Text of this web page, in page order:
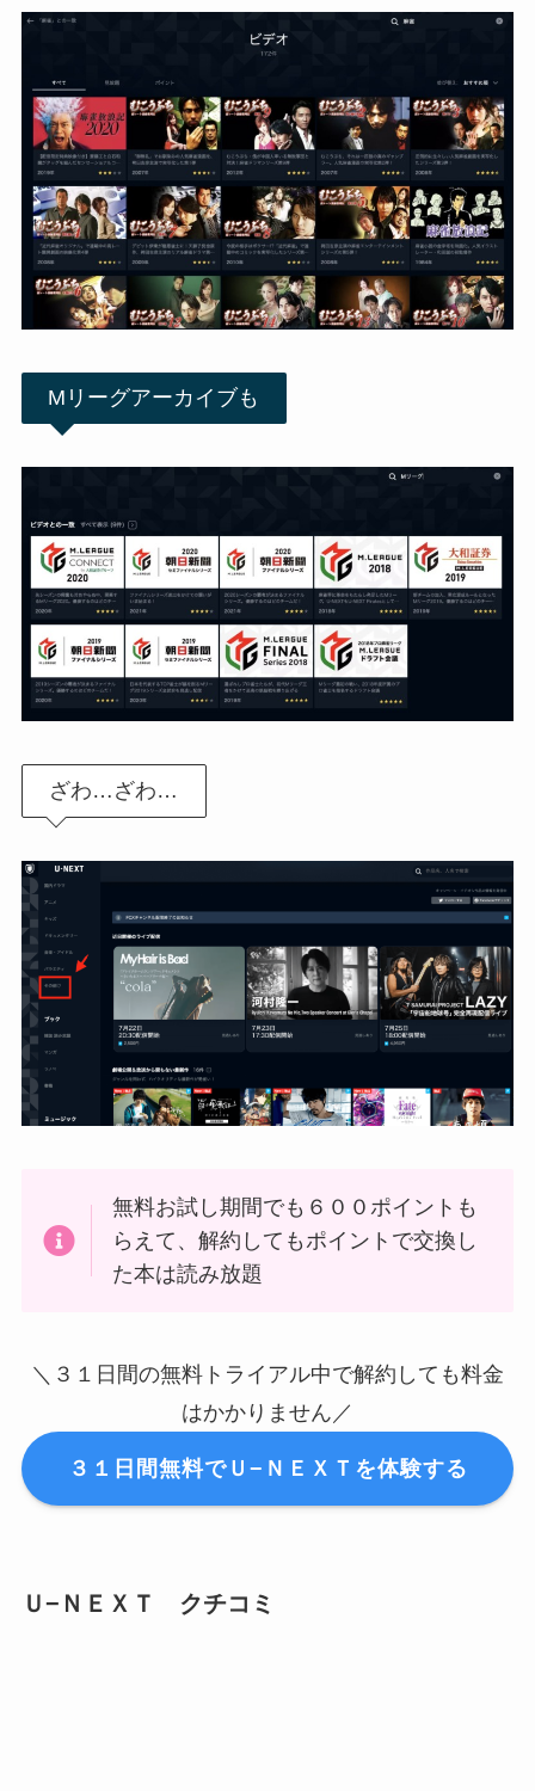
Mリーグアーカイブも
ざわ…ざわ…
無料お試し期間でも６００ポイントも
らえて、解約してもポイントで交換し
た本は読み放題
＼３１日間の無料トライアル中で解約しても料金
はかかりません／
３１日間無料でＵ−ＮＥＸＴを体験する
Ｕ−ＮＥＸＴ クチコミ